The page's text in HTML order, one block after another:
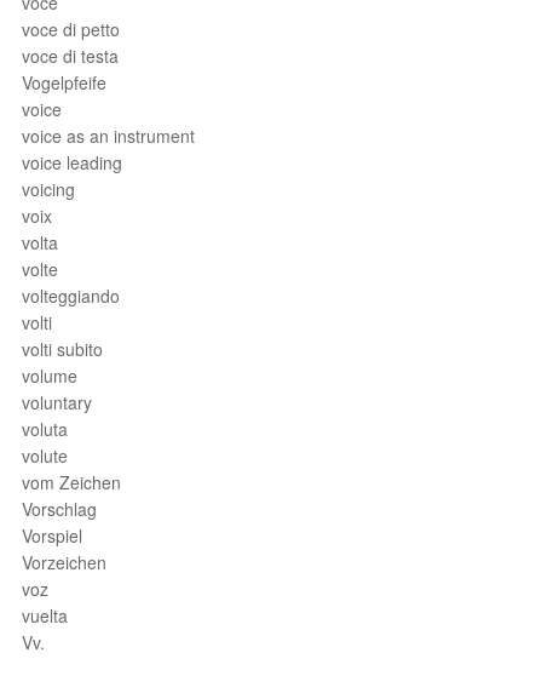
voce di petto
voce di testa
Vogelpfeife
voice
voice as an instrument
voice leading
voicing
voix
volta
volte
volteggiando
volti
volti subito
volume
voluntary
voluta
volute
vom Zeichen
Vorschlag
Vorspiel
Vorzeichen
voz
vuelta
Vv.